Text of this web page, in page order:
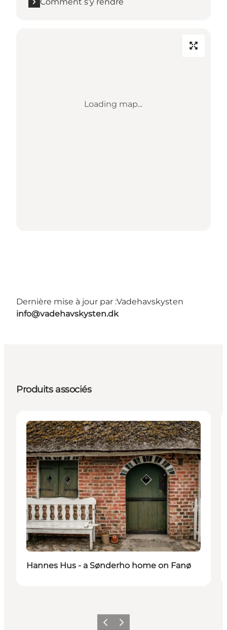
Loading map...
Dernière mise à jour par :Vadehavskysten
info@vadehavskysten.dk
Produits associés
Attractions
Hannes Hus - a Sønderho home on Fanø
PrécédentSuivant